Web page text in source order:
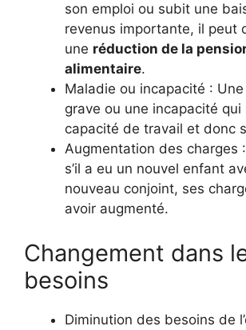
son emploi ou subit une
revenus importante, il peut
une réduction de la
alimentaire.
Maladie ou incapacité :
grave ou une incapacité qui
capacité de travail et donc
Augmentation des charges
s’il a eu un nouvel enfant
nouveau conjoint, ses
avoir augmenté.
Changement dans
besoins
Diminution des besoins de